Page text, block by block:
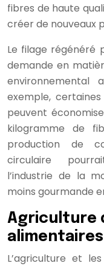
fibres de haute
créer de nouveaux
Le filage régénéré
demande en
environnemental
exemple,
peuvent
kilogramme de
production de
circulaire
l’industrie de la
moins gourmande
Agriculture
L’agriculture et les